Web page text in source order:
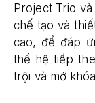
Project Trio
chế tạo và
cao, để đáp
thế hệ tiếp
trội và mở